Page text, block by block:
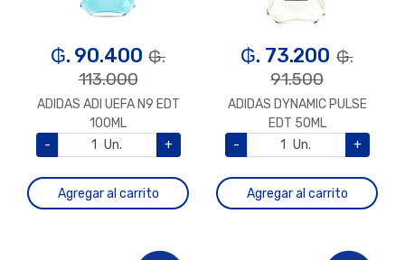
₲. 90.400 ₲.
113.000
ADIDAS ADI UEFA N9 EDT
100ML
-
Un. +
Agregar al carrito
₲. 73.200 ₲.
91.500
ADIDAS DYNAMIC PULSE
EDT 50ML
-
Un. +
Agregar al carrito